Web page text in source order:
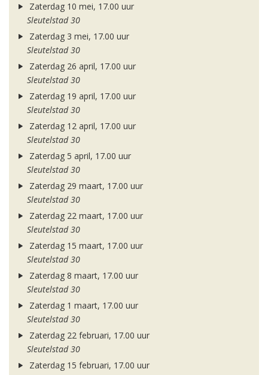
Zaterdag 10 mei, 17.00 uur
Sleutelstad 30
Zaterdag 3 mei, 17.00 uur
Sleutelstad 30
Zaterdag 26 april, 17.00 uur
Sleutelstad 30
Zaterdag 19 april, 17.00 uur
Sleutelstad 30
Zaterdag 12 april, 17.00 uur
Sleutelstad 30
Zaterdag 5 april, 17.00 uur
Sleutelstad 30
Zaterdag 29 maart, 17.00 uur
Sleutelstad 30
Zaterdag 22 maart, 17.00 uur
Sleutelstad 30
Zaterdag 15 maart, 17.00 uur
Sleutelstad 30
Zaterdag 8 maart, 17.00 uur
Sleutelstad 30
Zaterdag 1 maart, 17.00 uur
Sleutelstad 30
Zaterdag 22 februari, 17.00 uur
Sleutelstad 30
Zaterdag 15 februari, 17.00 uur